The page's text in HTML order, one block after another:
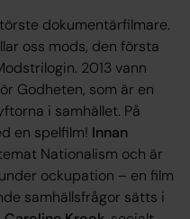
dokumentärfilmare.
oss mods, den första
2013 vann
Godheten, som är en
i samhället. På
en spelfilm! Innan
Nationalism och är
ockupation – en film
samhällsfrågor sätts i